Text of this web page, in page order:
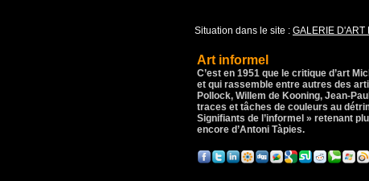
Situation dans le site : GALERIE D'ART
Art informel
C’est en 1951 que le critique d’art
et qui rassemble entre autres des
Pollock, Willem de Kooning, Jean-
traces et tâches de couleurs au
Signifiants de l’informel » retenant
encore d’Antoni Tàpies.